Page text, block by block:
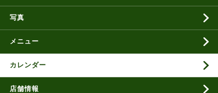
写真
メニュー
カレンダー
店舗情報